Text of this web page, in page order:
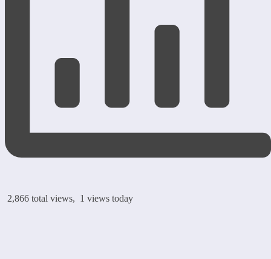
2,866 total views, 1 views today